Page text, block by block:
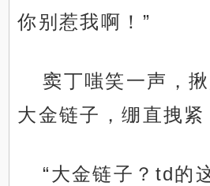
你别惹我啊！”
窦丁嗤笑一声，
大金链子，绷直拽紧
“大金链子？td的